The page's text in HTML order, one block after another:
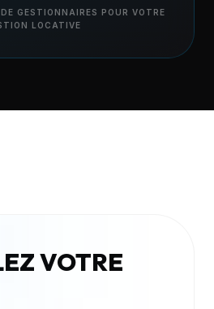
GESTIONNAIRES POUR VOTRE
LOCATIVE
VOTRE